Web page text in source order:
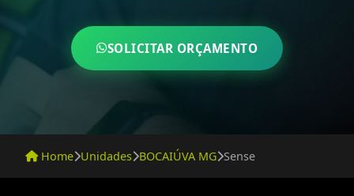
SOLICITAR ORÇAMENTO
Home Unidades BOCAIÚVA MG Sense